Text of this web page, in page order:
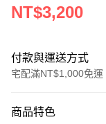
NT$3,200
付款與運送方式
宅配滿NT$1,000免運
信用卡一次付款
商品特色